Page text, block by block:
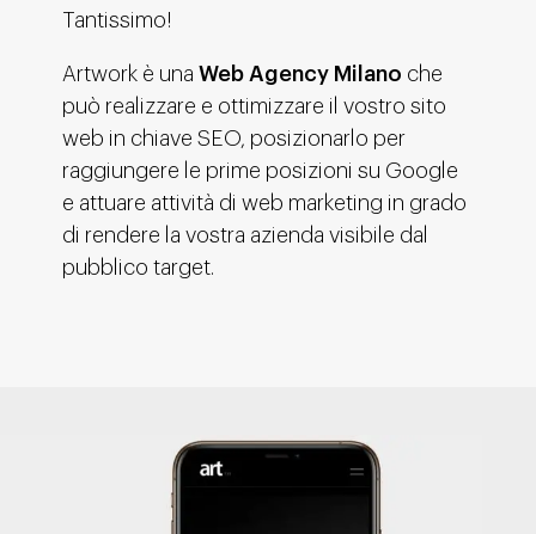
Tantissimo!
Artwork è unaWeb Agency Milano che
può realizzare e ottimizzare il vostro sito
web in chiave SEO, posizionarlo per
raggiungere le prime posizioni su Google
e attuare attività di web marketing in grado
di rendere la vostra azienda visibile dal
pubblico target.